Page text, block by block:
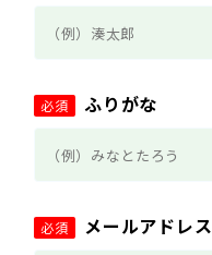
必須 ふりがな
必須 メールアドレス